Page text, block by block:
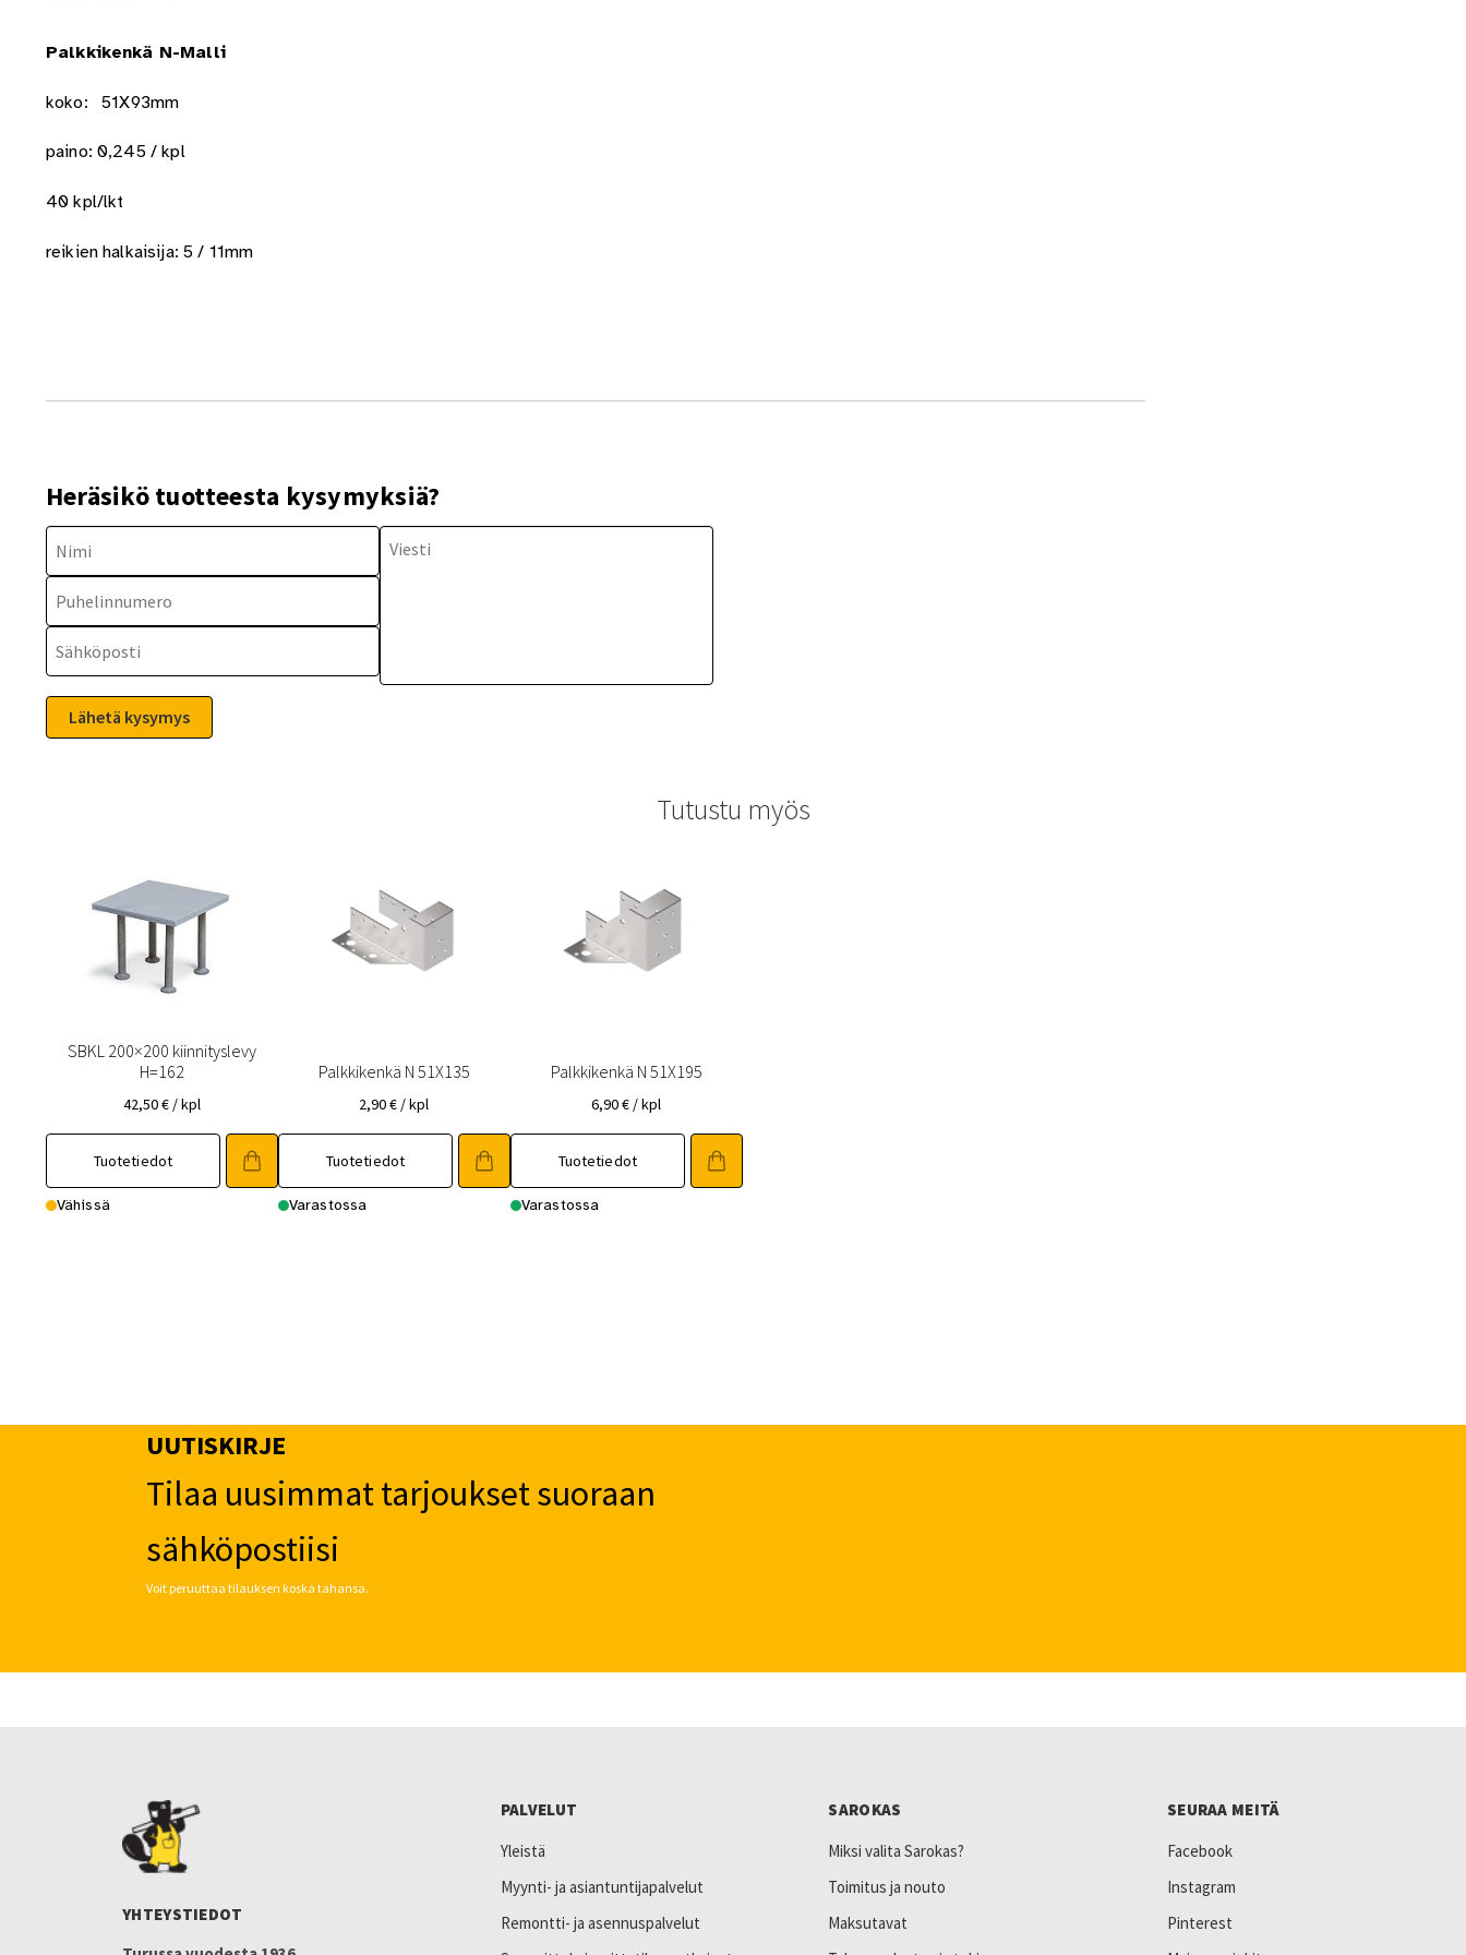
Palkkikenkä N-Malli
koko: 51X93mm
paino: 0,245 / kpl
40 kpl/lkt
reikien halkaisija: 5 / 11mm
Heräsikö tuotteesta kysymyksiä?
Tutustu myös
SBKL 200×200 kiinnityslevy
H=162
42,50€ / kpl
Tuotetiedot
Vähissä
Palkkikenkä N 51X135
2,90€ / kpl
Tuotetiedot
Varastossa
Palkkikenkä N 51X195
6,90€ / kpl
Tuotetiedot
Varastossa
UUTISKIRJE
Tilaa uusimmat tarjoukset suoraan
sähköpostiisi
Voit peruuttaa tilauksen koska tahansa.
YHTEYSTIEDOT
PALVELUT
Yleistä
Myynti- ja asiantuntijapalvelut
Remontti- ja asennuspalvelut
SAROKAS
Miksi valita Sarokas?
Toimitus ja nouto
Maksutavat
SEURAA MEITÄ
Facebook
Instagram
Pinterest